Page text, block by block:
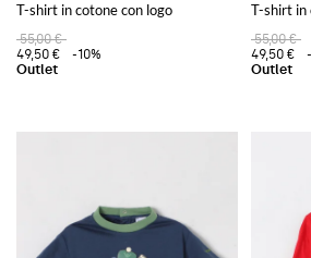
T-shirt in cotone con logo
55,00 €
49,50 €
-10%
T-shirt in
55,00 €
49,50 €